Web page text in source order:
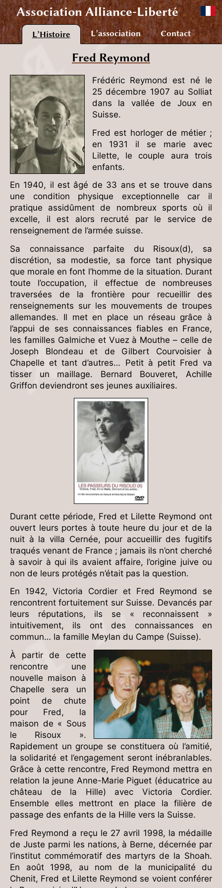
AssociationAlliance-Liberté
L’Histoire L’association Contact
Fred Reymond
Frédéric Reymond est né le
25 décembre 1907 au Solliat
dans la vallée de Joux en
Suisse.
Fred est horloger de métier ;
en 1931 il se marie avec
Lilette, le couple aura trois
enfants.
En 1940, il est âgé de 33 ans et se trouve dans
une condition physique exceptionnelle car il
pratique assidûment de nombreux sports où il
excelle, il est alors recruté par le service de
renseignement de l’armée suisse.
Sa connaissance parfaite du Risoux(d), sa
discrétion, sa modestie, sa force tant physique
que morale en font l’homme de la situation. Durant
toute l’occupation, il effectue de nombreuses
traversées de la frontière pour recueillir des
renseignements sur les mouvements de troupes
allemandes. Il met en place un réseau grâce à
l’appui de ses connaissances fiables en France,
les familles Galmiche et Vuez à Mouthe – celle de
Joseph Blondeau et de Gilbert Courvoisier à
Chapelle et tant d’autres… Petit à petit Fred va
tisser un maillage. Bernard Bouveret, Achille
Griffon deviendront ses jeunes auxiliaires.
Durant cette période, Fred et Lilette Reymond ont
ouvert leurs portes à toute heure du jour et de la
nuit à la villa Cernée, pour accueillir des fugitifs
traqués venant de France ; jamais ils n’ont cherché
à savoir à qui ils avaient affaire, l’origine juive ou
non de leurs protégés n’était pas la question.
En 1942, Victoria Cordier et Fred Reymond se
rencontrent fortuitement sur Suisse. Devancés par
leurs réputations, ils se « reconnaissent »
intuitivement, ils ont des connaissances en
commun… la famille Meylan du Campe (Suisse).
À partir de cette
rencontre une
nouvelle maison à
Chapelle sera un
point de chute
pour Fred, la
maison de « Sous
le Risoux ».
Rapidement un groupe se constituera où l’amitié,
la solidarité et l’engagement seront inébranlables.
Grâce à cette rencontre, Fred Reymond mettra en
relation la jeune Anne-Marie Piguet (éducatrice au
château de la Hille) avec Victoria Cordier.
Ensemble elles mettront en place la filière de
passage des enfants de la Hille vers la Suisse.
Fred Reymond a reçu le 27 avril 1998, la médaille
de Juste parmi les nations, à Berne, décernée par
l’institut commémoratif des martyrs de la Shoah.
En août 1998, au nom de la municipalité du
Chenit, Fred et Lilette Reymond se voient conférer